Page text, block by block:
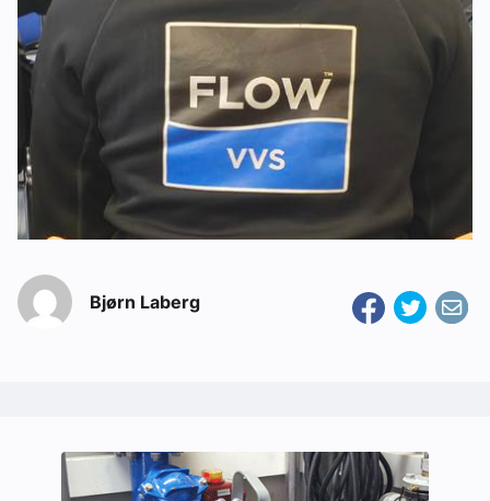
Bjørn Laberg